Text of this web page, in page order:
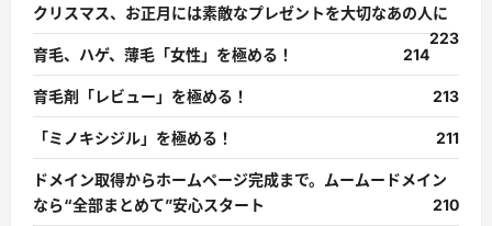
クリスマス、お正月には素敵なプレゼントを大切なあの人に
223
育毛、ハゲ、薄毛「女性」を極める！
214
育毛剤「レビュー」を極める！ 213
「ミノキシジル」を極める！ 211
ドメイン取得からホームページ完成まで。ムームードメイン
なら“全部まとめて”安心スタート
210